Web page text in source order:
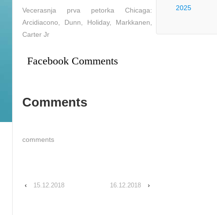
Vecerasnja prva petorka Chicaga:
Arcidiacono, Dunn, Holiday, Markkanen,
Carter Jr
Facebook Comments
Comments
comments
‹ 15.12.2018 16.12.2018 ›
2025